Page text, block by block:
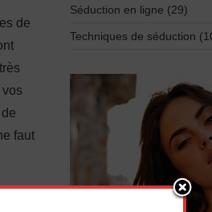
de
faut
Séduction en ligne (29)
Techniques de séduction